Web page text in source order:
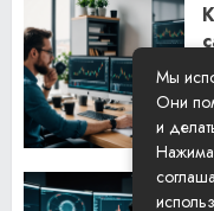
Мы
Они
и